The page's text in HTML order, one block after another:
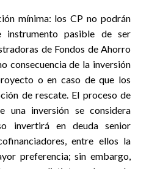
mínima: los CP no podrán
instrumento pasible de ser
de Fondos de Ahorro
consecuencia de la inversión
o en caso de que los
de rescate. El proceso de
una inversión se considera
invertirá en deuda senior
entre ellos la
preferencia; sin embargo,